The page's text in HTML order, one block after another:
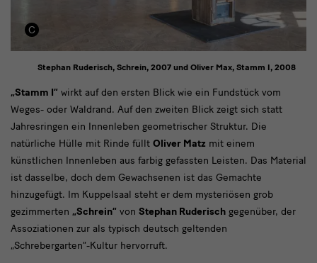
„Stamm
I“
wirkt
auf
den
„Stamm I“ wirkt auf den ersten Blick wie ein Fundstück vom
Weges- oder Waldrand. Auf den zweiten Blick zeigt sich statt
Jahresringen ein Innenleben geometrischer Struktur. Die
natürliche Hülle mit Rinde füllt Oliver Matz mit einem
künstlichen Innenleben aus farbig gefassten Leisten. Das Material
ist dasselbe, doch dem Gewachsenen ist das Gemachte
hinzugefügt. Im Kuppelsaal steht er dem mysteriösen grob
gezimmerten „Schrein“ von Stephan Ruderisch gegenüber, der
Assoziationen zur als typisch deutsch geltenden
„Schrebergarten“-Kultur hervorruft.
Stephan Ruderisch, Schrein, 2007 und Oliver Max, Stamm I, 2008